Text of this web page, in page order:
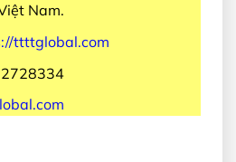
Nam.
ttttglobal.com